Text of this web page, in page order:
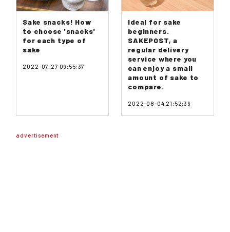
Sake snacks! How
to choose 'snacks'
for each type of
sake
2022-07-27 09:55:37
Ideal for sake
beginners.
SAKEPOST, a
regular delivery
service where you
can enjoy a small
amount of sake to
compare.
2022-08-04 21:52:39
advertisement